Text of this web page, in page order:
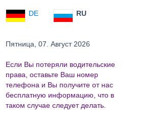
DE RU
Пятница, 07. Август 2026
Если Вы потеряли водительские
права, oставьте Ваш номер
телефона и Вы получите от нас
бесплатную информацию, что в
таком случае следует делать.